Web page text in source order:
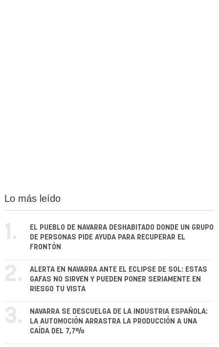
Lo más leído
1.
EL PUEBLO DE NAVARRA DESHABITADO DONDE UN GRUPO
DE PERSONAS PIDE AYUDA PARA RECUPERAR EL
FRONTÓN
2.
ALERTA EN NAVARRA ANTE EL ECLIPSE DE SOL: ESTAS
GAFAS NO SIRVEN Y PUEDEN PONER SERIAMENTE EN
RIESGO TU VISTA
3.
NAVARRA SE DESCUELGA DE LA INDUSTRIA ESPAÑOLA:
LA AUTOMOCIÓN ARRASTRA LA PRODUCCIÓN A UNA
CAÍDA DEL 7,7%